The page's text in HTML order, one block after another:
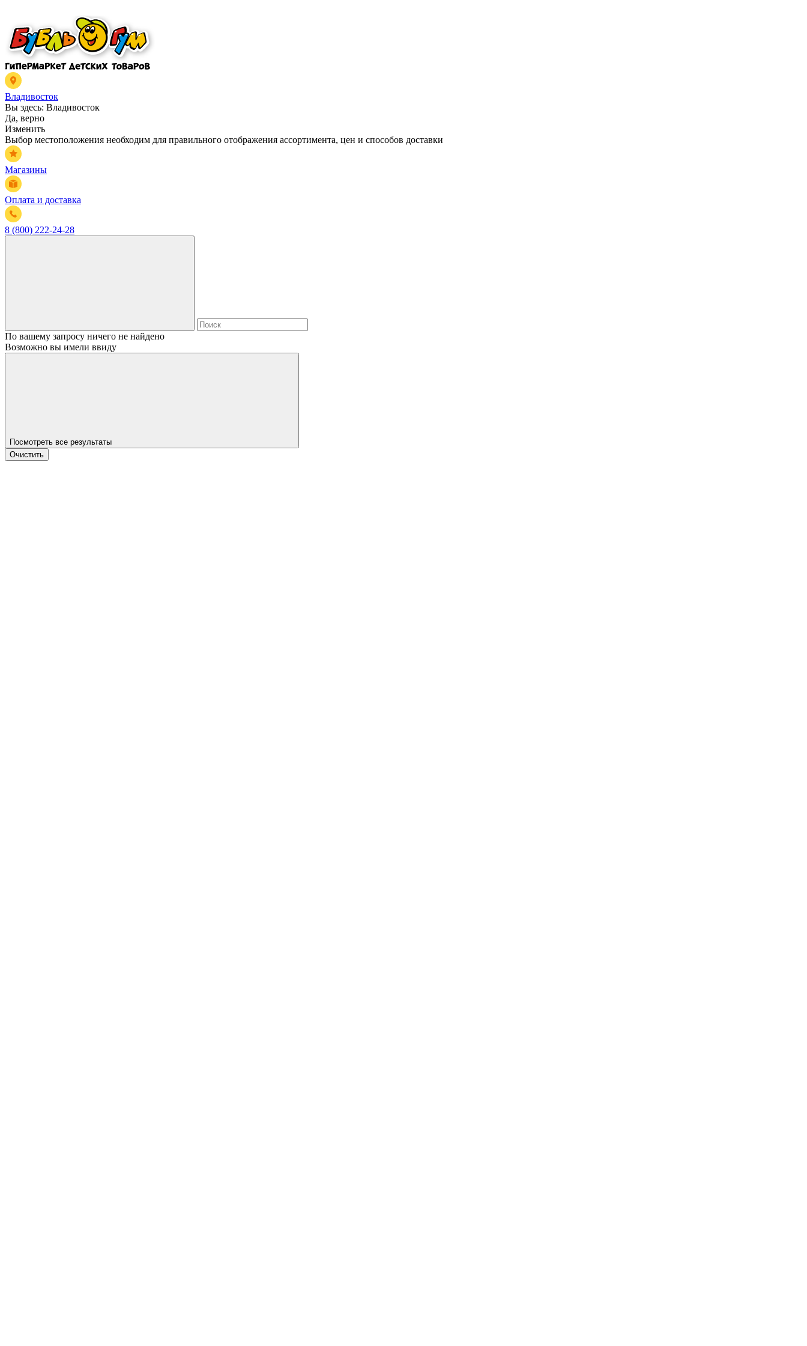
Владивосток
Вы здесь: Владивосток
Да, верно
Изменить
Выбор местоположения необходим для правильного отображения ассортимента, цен и способов доставки
Магазины
Оплата и доставка
8 (800) 222-24-28
По вашему запросу ничего не найдено
Возможно вы имели ввиду
Посмотреть все результаты
Очистить